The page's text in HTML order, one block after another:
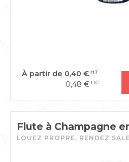
À partir de 0,40 € HT
0,48 €TTC
Flute à Champagne
LOUEZ PROPRE, RENDEZ